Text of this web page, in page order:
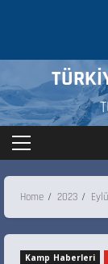
Home 2023 Eylül
Kamp Haberleri